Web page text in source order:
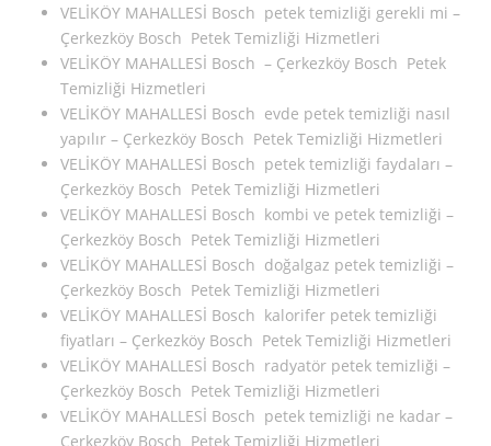
VELİKÖY MAHALLESİ Bosch petek temizliği gerekli mi –
Çerkezköy Bosch Petek Temizliği Hizmetleri
VELİKÖY MAHALLESİ Bosch – Çerkezköy Bosch Petek
Temizliği Hizmetleri
VELİKÖY MAHALLESİ Bosch evde petek temizliği nasıl
yapılır – Çerkezköy Bosch Petek Temizliği Hizmetleri
VELİKÖY MAHALLESİ Bosch petek temizliği faydaları –
Çerkezköy Bosch Petek Temizliği Hizmetleri
VELİKÖY MAHALLESİ Bosch kombi ve petek temizliği –
Çerkezköy Bosch Petek Temizliği Hizmetleri
VELİKÖY MAHALLESİ Bosch doğalgaz petek temizliği –
Çerkezköy Bosch Petek Temizliği Hizmetleri
VELİKÖY MAHALLESİ Bosch kalorifer petek temizliği
fiyatları – Çerkezköy Bosch Petek Temizliği Hizmetleri
VELİKÖY MAHALLESİ Bosch radyatör petek temizliği –
Çerkezköy Bosch Petek Temizliği Hizmetleri
VELİKÖY MAHALLESİ Bosch petek temizliği ne kadar –
Çerkezköy Bosch Petek Temizliği Hizmetleri